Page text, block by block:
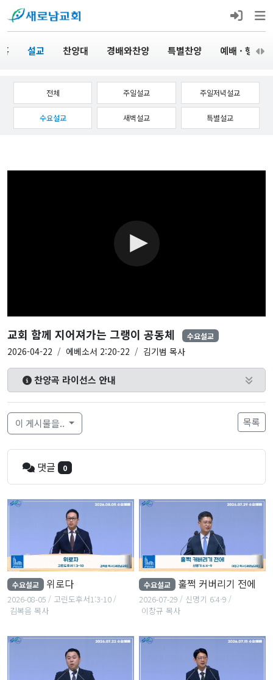
설교 찬양대 경배와찬양 특별찬양 예배 · 행사
전체 주일설교 주일저녁설교
수요설교 새벽설교 특별설교
교회 함께 지어져가는 그랭이 공동체 수요설교
2026-04-22 에베소서 2:20-22 김기범 목사
찬양곡 라이선스 안내
이 게시물을.. 목록
댓글 0
수요설교 위로다
2026-08-05
고린도후서1:3-10
김복음 목사
수요설교 훌쩍 커버리기 전에
2026-07-29
신명기 6:4-9
이창규 목사